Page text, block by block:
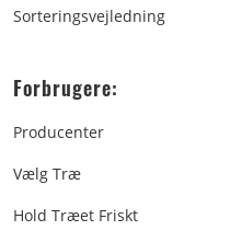
Sorteringsvejledning
Forbrugere:
Producenter
Vælg Træ
Hold Træet Friskt